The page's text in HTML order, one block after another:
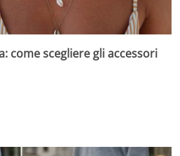
come scegliere gli accessori